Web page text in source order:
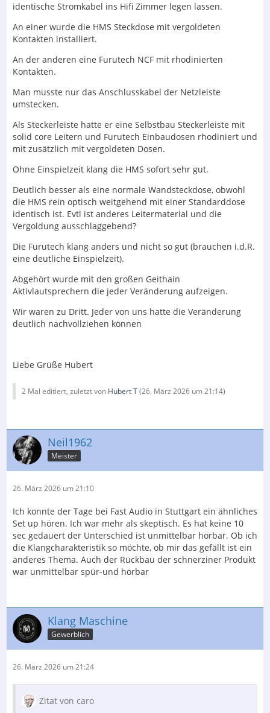
identische Stromkabel ins Hifi Zimmer legen lassen.
An einer wurde die HMS Steckdose mit vergoldeten
Kontakten installiert.
An der anderen eine Furutech NCF mit rhodinierten
Kontakten.
Man musste nur das Anschlusskabel der Netzleiste
umstecken.
Als Steckerleiste hatte er eine Selbstbau Steckerleiste mit
solid core Leitern und Furutech Einbaudosen rhodiniert und
mit zusätzlich mit vergoldeten Dosen.
Ohne Einspielzeit klang die HMS sofort sehr gut.
Deutlich besser als eine normale Wandsteckdose, obwohl
die HMS rein optisch weitgehend mit einer Standarddose
identisch ist. Evtl ist anderes Leitermaterial und die
Vergoldung ausschlaggebend?
Die Furutech klang anders und nicht so gut (brauchen i.d.R.
eine deutliche Einspielzeit).
Abgehört wurde mit den großen Geithain
Aktivlautsprechern die jeder Veränderung aufzeigen.
Wir waren zu Dritt. Jeder von uns hatte die Veränderung
deutlich nachvollziehen können
Liebe Grüße Hubert
2 Mal editiert, zuletzt von Hubert T(26. März 2026 um 21:14)
Neil1962
Meister
26. März 2026 um 21:10
Ich konnte der Tage bei Fast Audio in Stuttgart ein ähnliches
Set up hören. Ich war mehr als skeptisch. Es hat keine 10
sec gedauert der Unterschied ist unmittelbar hörbar. Ob ich
die Klangcharakteristik so möchte, ob mir das gefällt ist ein
anderes Thema. Auch der Rückbau der schnerziner Produkt
war unmittelbar spür-und hörbar
Klang Maschine
Gewerblich
26. März 2026 um 21:24
Zitat von caro